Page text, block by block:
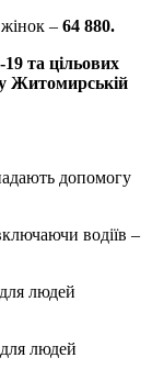
– 64 880.
19 та цільових
Житомирській
допомогу
водіїв –
людей
для людей